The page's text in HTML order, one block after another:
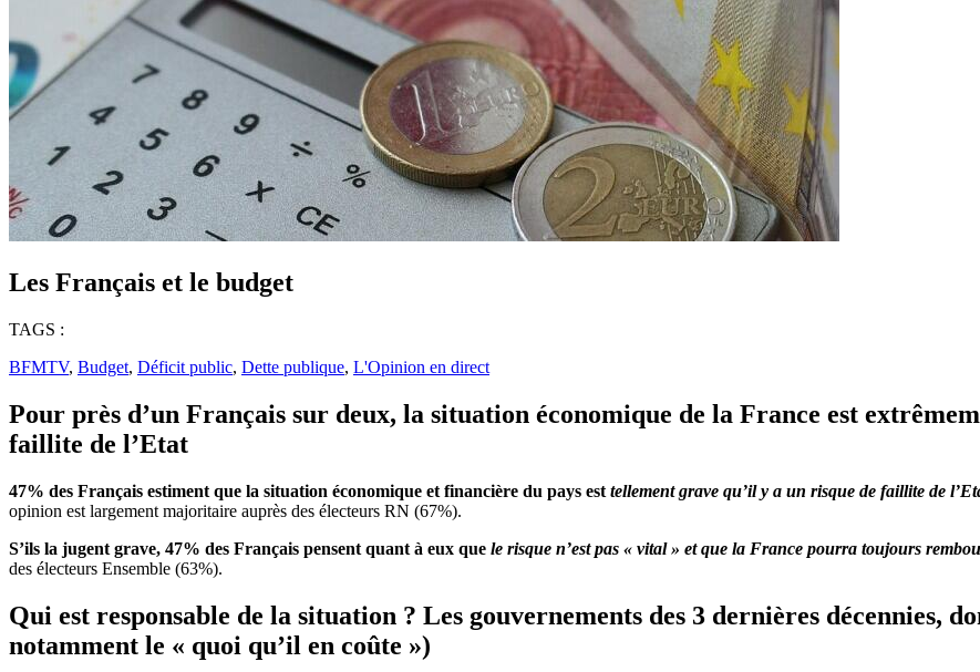
Les Français et le budget
TAGS :
BFMTV, Budget, Déficit public, Dette publique, L'Opinion en direct
Pour près d’un Français sur deux, la situation économique de la France est
faillite de l’Etat
47% des Français estiment que la situation économique et financière du pays est tellement grave qu’il y a un risque de faillite de
opinion est largement majoritaire auprès des électeurs RN (67%).
S’ils la jugent grave, 47% des Français pensent quant à eux que le risque n’est pas « vital » et que la France pourra toujours
des électeurs Ensemble (63%).
Qui est responsable de la situation ? Les gouvernements des 3 dernières décennies,
notamment le « quoi qu’il en coûte »)